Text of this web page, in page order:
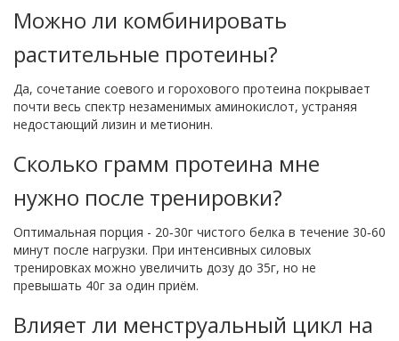
Можно ли комбинировать
растительные протеины?
Да, сочетание соевого и горохового протеина покрывает
почти весь спектр незаменимых аминокислот, устраняя
недостающий лизин и метионин.
Сколько грамм протеина мне
нужно после тренировки?
Оптимальная порция - 20‑30г чистого белка в течение 30‑60
минут после нагрузки. При интенсивных силовых
тренировках можно увеличить дозу до 35г, но не
превышать 40г за один приём.
Влияет ли менструальный цикл на